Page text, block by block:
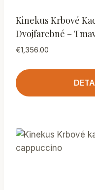
Kinekus Krbové
Dvojfarebné –
€1,356.00